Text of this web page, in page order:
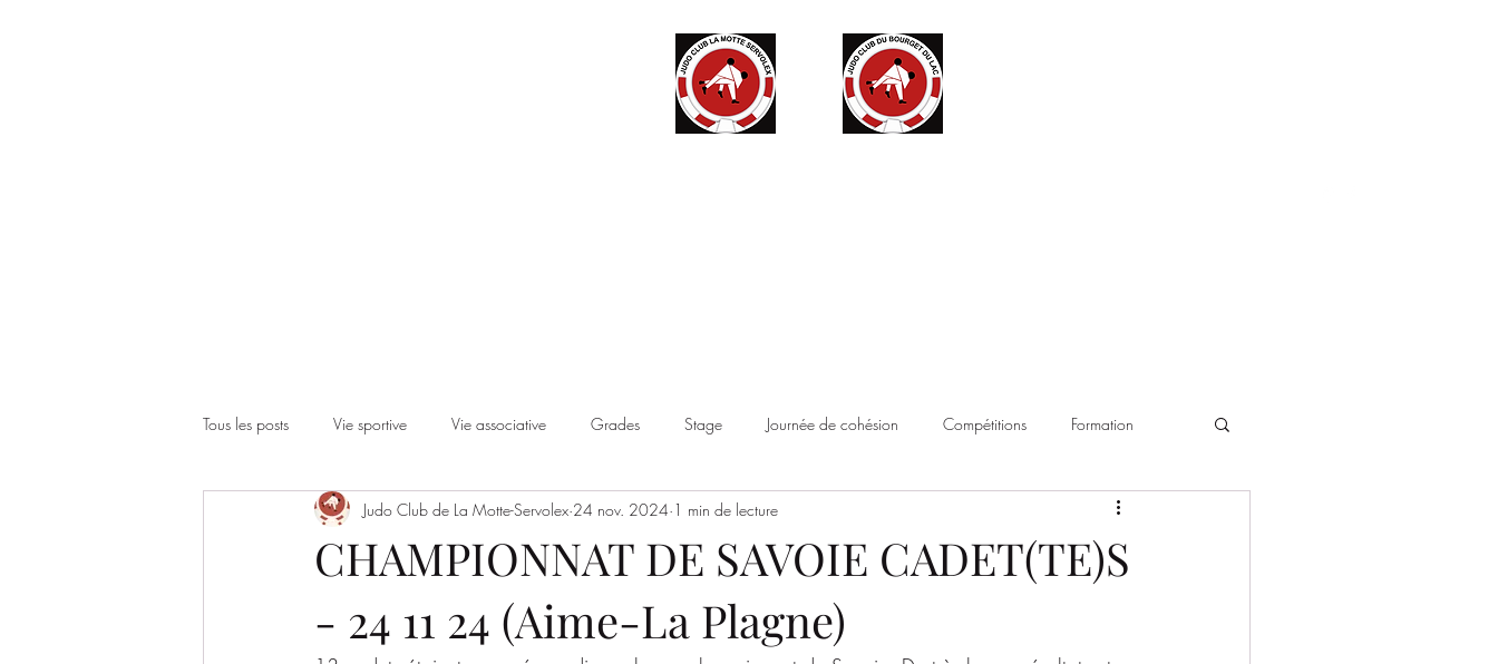
Tous les posts Vie sportive Vie associative Grades Stage Journée de cohésion Compétitions Formation
Evènement Saison 2022/2023 Entrainements Saison 2023/2024
CHAMPIONNAT DE SAVOIE CADET(TE)S
- 24 11 24 (Aime-La Plagne)
Judo Club de La Motte-Servolex 24 nov. 2024 1 min de lecture